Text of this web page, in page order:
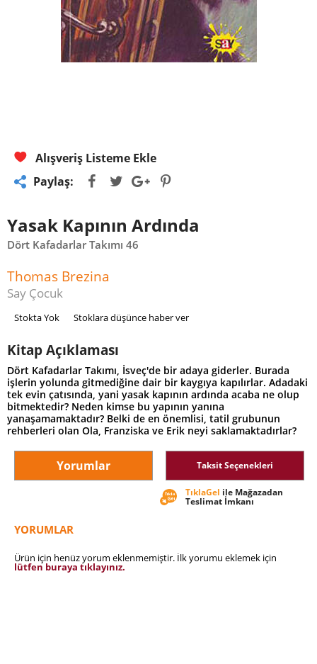
Alışveriş Listeme Ekle
Paylaş:
Yasak Kapının Ardında
Dört Kafadarlar Takımı 46
Thomas Brezina
Say Çocuk
Stokta Yok Stoklara düşünce haber ver
Kitap Açıklaması
Dört Kafadarlar Takımı, İsveç'de bir adaya giderler. Burada
işlerin yolunda gitmediğine dair bir kaygıya kapılırlar. Adadaki
tek evin çatısında, yani yasak kapının ardında acaba ne olup
bitmektedir? Neden kimse bu yapının yanına
yanaşamamaktadır? Belki de en önemlisi, tatil grubunun
rehberleri olan Ola, Franziska ve Erik neyi saklamaktadırlar?
Yorumlar Taksit Seçenekleri
TıklaGel ile Mağazadan
Teslimat İmkanı
YORUMLAR
Ürün için henüz yorum eklenmemiştir. İlk yorumu eklemek için
lütfen buraya tıklayınız.